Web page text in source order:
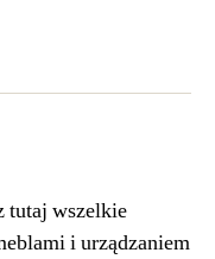
tutaj wszelkie
i urządzaniem